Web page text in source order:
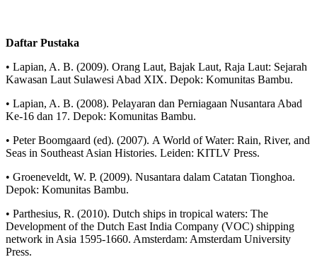
Daftar Pustaka
• Lapian, A. B. (2009). Orang Laut, Bajak Laut, Raja Laut: Sejarah
Kawasan Laut Sulawesi Abad XIX. Depok: Komunitas Bambu.
• Lapian, A. B. (2008). Pelayaran dan Perniagaan Nusantara Abad
Ke-16 dan 17. Depok: Komunitas Bambu.
• Peter Boomgaard (ed). (2007). A World of Water: Rain, River, and
Seas in Southeast Asian Histories. Leiden: KITLV Press.
• Groeneveldt, W. P. (2009). Nusantara dalam Catatan Tionghoa.
Depok: Komunitas Bambu.
• Parthesius, R. (2010). Dutch ships in tropical waters: The
Development of the Dutch East India Company (VOC) shipping
network in Asia 1595-1660. Amsterdam: Amsterdam University
Press.